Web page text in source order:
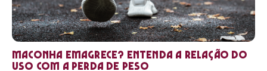
Maconha emagrece? Entenda a relação do
uso com a perda de peso